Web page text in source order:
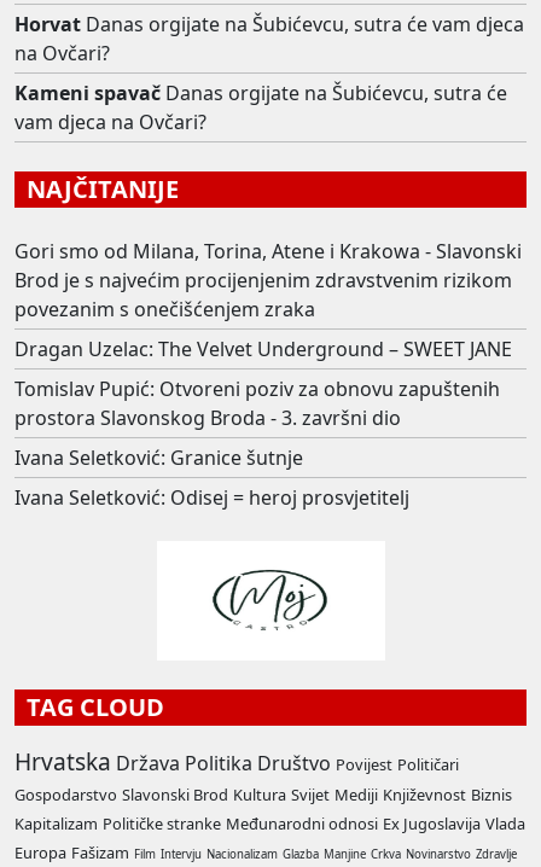
Horvat Danas orgijate na Šubićevcu, sutra će vam djeca
na Ovčari?
Kameni spavač Danas orgijate na Šubićevcu, sutra će
vam djeca na Ovčari?
NAJČITANIJE
Gori smo od Milana, Torina, Atene i Krakowa - Slavonski
Brod je s najvećim procijenjenim zdravstvenim rizikom
povezanim s onečišćenjem zraka
Dragan Uzelac: The Velvet Underground – SWEET JANE
Tomislav Pupić: Otvoreni poziv za obnovu zapuštenih
prostora Slavonskog Broda - 3. završni dio
Ivana Seletković: Granice šutnje
Ivana Seletković: Odisej = heroj prosvjetitelj
TAG CLOUD
Hrvatska Država Politika Društvo Povijest Političari
Gospodarstvo Slavonski Brod Kultura Svijet Mediji Književnost Biznis
Kapitalizam Političke stranke Međunarodni odnosi Ex Jugoslavija Vlada
Europa Fašizam Film Intervju Nacionalizam Glazba Manjine Crkva Novinarstvo Zdravlje